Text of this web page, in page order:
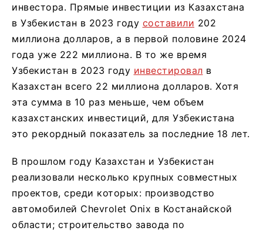
инвестора. Прямые инвестиции из Казахстана
в Узбекистан в 2023 году составили 202
миллиона долларов, а в первой половине 2024
года уже 222 миллиона. В то же время
Узбекистан в 2023 году инвестировал в
Казахстан всего 22 миллиона долларов. Хотя
эта сумма в 10 раз меньше, чем объем
казахстанских инвестиций, для Узбекистана
это рекордный показатель за последние 18 лет.
В прошлом году Казахстан и Узбекистан
реализовали несколько крупных совместных
проектов, среди которых: производство
автомобилей Chevrolet Onix в Костанайской
области; строительство завода по